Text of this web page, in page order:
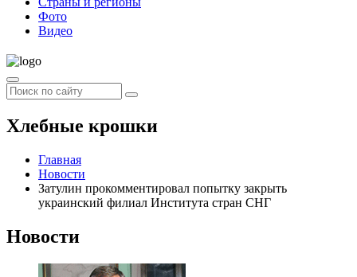
Фото
Видео
Хлебные крошки
Главная
Новости
Затулин прокомментировал попытку закрыть
украинский филиал Института стран СНГ
Новости